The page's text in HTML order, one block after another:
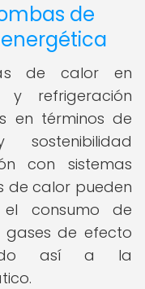
de
de calor en
y refrigeración
en términos de
con sistemas
de calor pueden
el consumo de
gases de efecto
así a la